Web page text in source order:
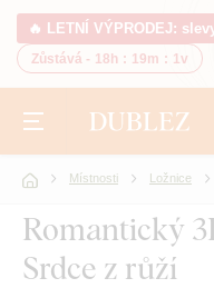
🔥 LETNÍ VÝPRODEJ:
Zůstává - 18h : 19m : 0v
Místnosti Ložnice
Romantický
Srdce z růží